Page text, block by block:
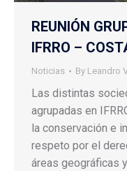
REUNIÓN
IFRRO –
Noticias By Leandro
Las distintas
agrupadas en
la conservación e
respeto por el
áreas geográficas